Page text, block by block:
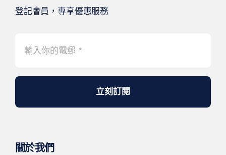
登記會員，專享優惠服務
立刻訂閱
關於我們